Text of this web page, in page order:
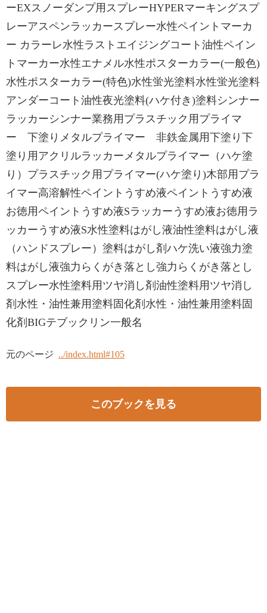
ーEXスノーダンプ用スプレーHYPERマーキングスプ
レーアスペンラッカースプレー水性ペイントマーカ
ー カラーレ水性ラストエイジングコート油性ペイン
トマーカー水性エナメル水性ポスターカラー(一般色)
水性ポスターカラー(特色)水性蛍光塗料水性蛍光塗料
アンダーコート油性夜光塗料(ハケ付き)塗料シンナー
ラッカーシンナー業務用プラスチック用プライマ
ー 下塗りメタルプライマー 非鉄金属用下塗り下
塗り用アクリルラッカーメタルプライマー（ハケ塗
り）プラスチック用プライマー(ハケ塗り)木部用プラ
イマー高溶解性ペイントうすめ液ペイントうすめ液
お徳用ペイントうすめ液Sラッカーうすめ液お徳用ラ
ッカーうすめ液S水性塗料はがし液油性塗料はがし液
（ハンドスプレー）塗料はがし剤ハケ洗い液強力塗
料はがし液強力らくがき落とし強力らくがき落とし
スプレー水性塗料用ツヤ消し剤油性塗料用ツヤ消し
剤水性・油性兼用塗料固化剤水性・油性兼用塗料固
化剤BIGテブックリン一般名
元のページ ../index.html#105
このブックを見る